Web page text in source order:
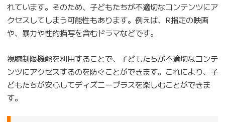
れています。そのため、子どもたちが不適切なコンテンツにア
クセスしてしまう可能性もあります。例えば、R指定の映画
や、暴力や性的描写を含むドラマなどです。
視聴制限機能を利用することで、子どもたちが不適切なコンテ
ンツにアクセスするのを防ぐことができます。これにより、子
どもたちが安心してディズニープラスを楽しむことができま
す。